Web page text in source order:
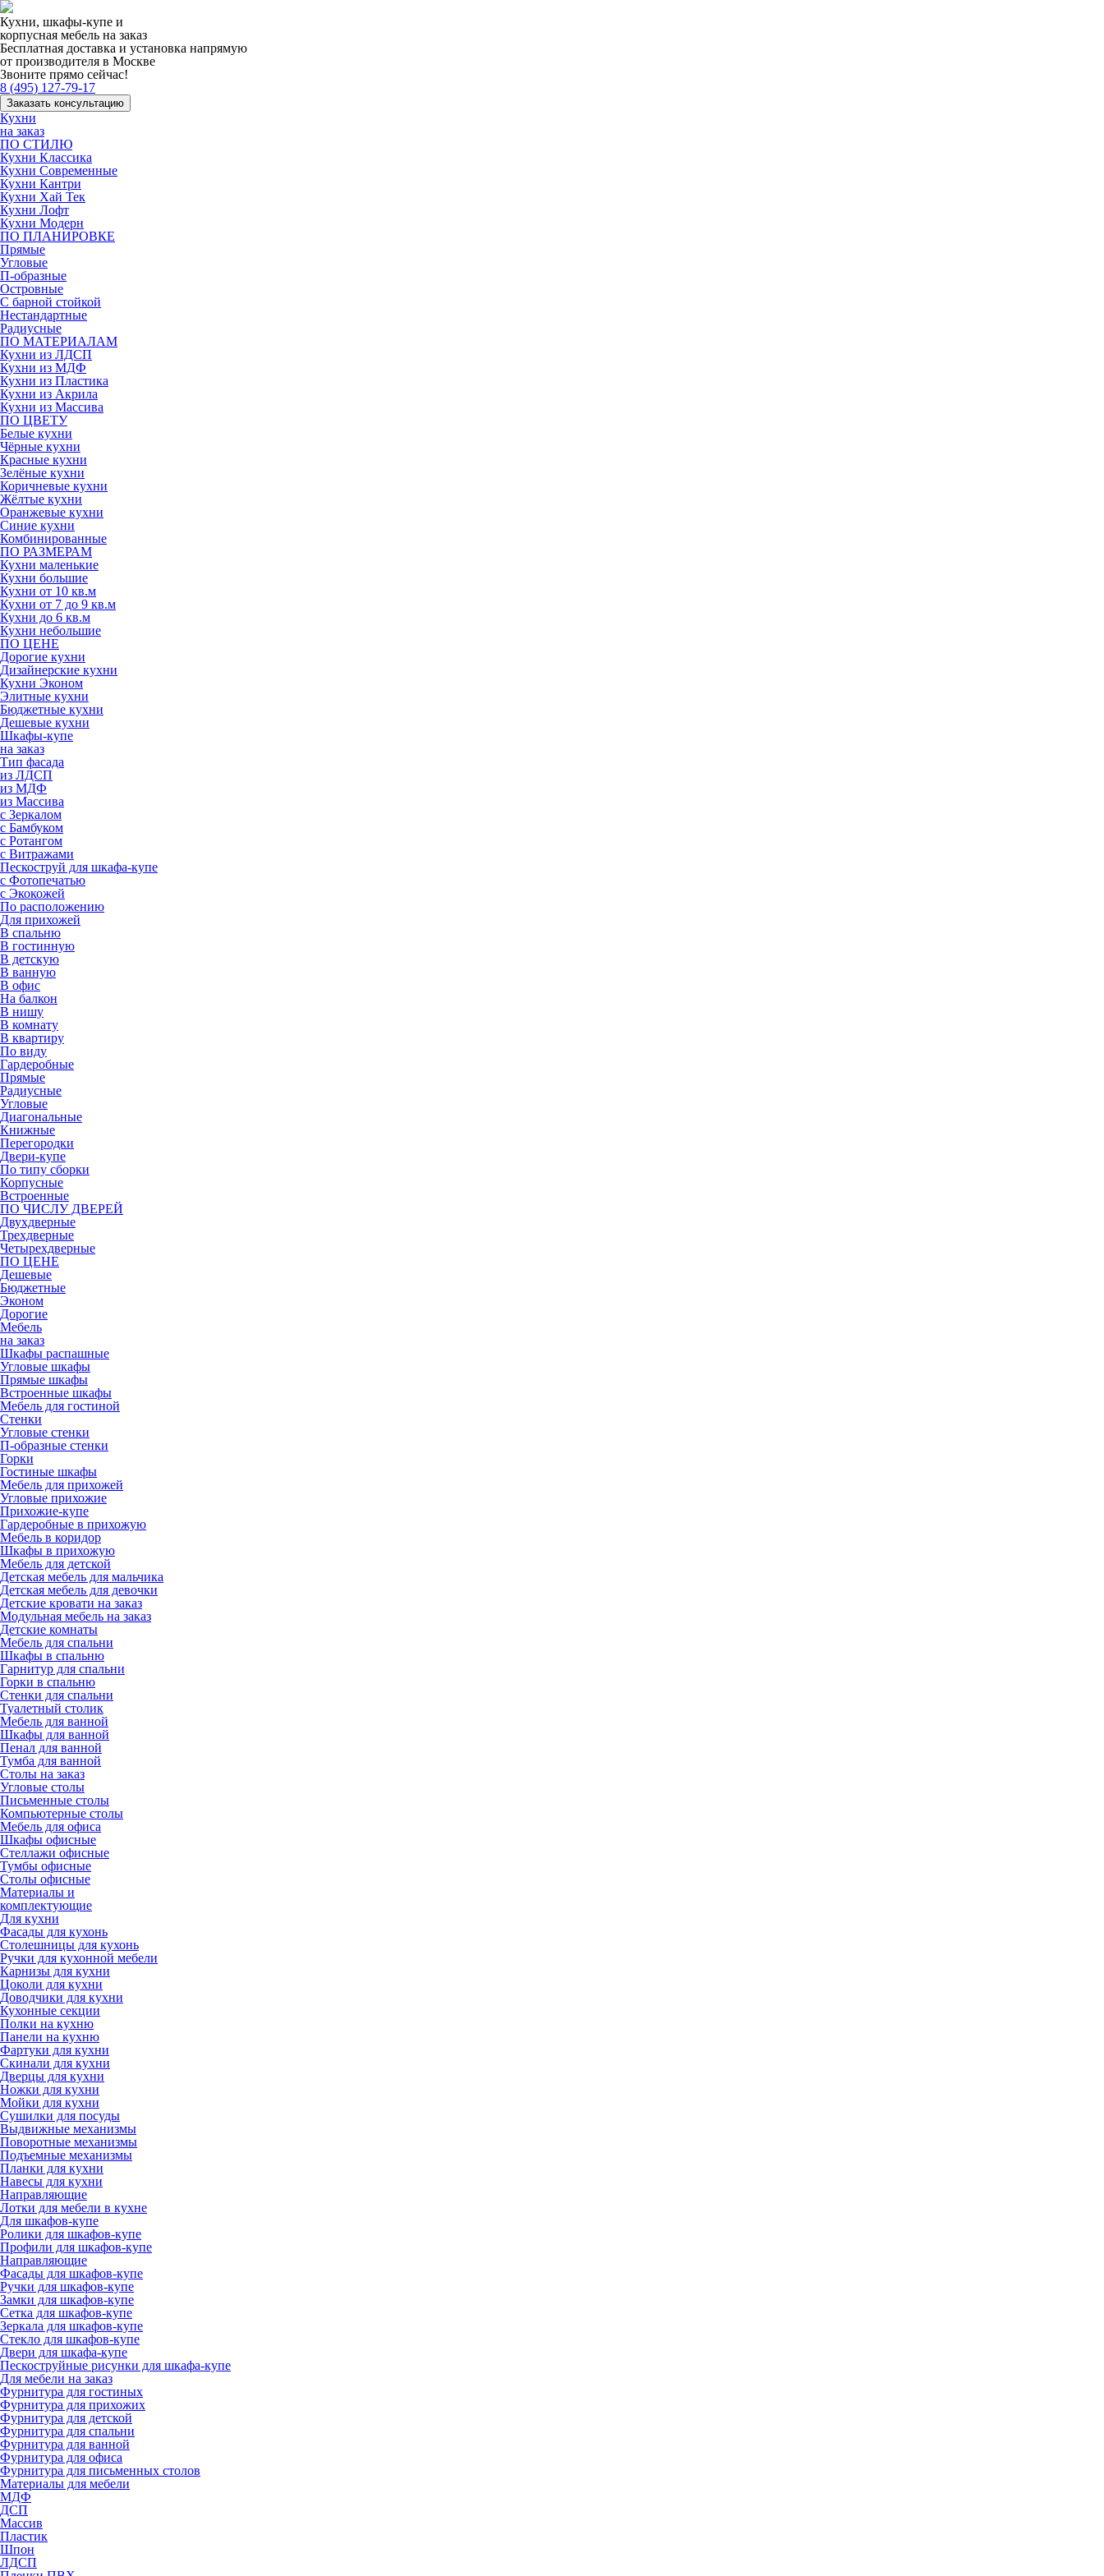
Кухни, шкафы-купе и
корпусная мебель на заказ
Бесплатная доставка и установка напрямую
от производителя в Москве
Звоните прямо сейчас!
8 (495) 127-79-17
Заказать консультацию
Кухни
на заказ
ПО СТИЛЮ
Кухни Классика
Кухни Современные
Кухни Кантри
Кухни Хай Тек
Кухни Лофт
Кухни Модерн
ПО ПЛАНИРОВКЕ
Прямые
Угловые
П-образные
Островные
С барной стойкой
Нестандартные
Радиусные
ПО МАТЕРИАЛАМ
Кухни из ЛДСП
Кухни из МДФ
Кухни из Пластика
Кухни из Акрила
Кухни из Массива
ПО ЦВЕТУ
Белые кухни
Чёрные кухни
Красные кухни
Зелёные кухни
Коричневые кухни
Жёлтые кухни
Оранжевые кухни
Синие кухни
Комбинированные
ПО РАЗМЕРАМ
Кухни маленькие
Кухни большие
Кухни от 10 кв.м
Кухни от 7 до 9 кв.м
Кухни до 6 кв.м
Кухни небольшие
ПО ЦЕНЕ
Дорогие кухни
Дизайнерские кухни
Кухни Эконом
Элитные кухни
Бюджетные кухни
Дешевые кухни
Шкафы-купе
на заказ
Тип фасада
из ЛДСП
из МДФ
из Массива
с Зеркалом
с Бамбуком
с Ротангом
с Витражами
Пескоструй для шкафа-купе
с Фотопечатью
с Экокожей
По расположению
Для прихожей
В спальню
В гостинную
В детскую
В ванную
В офис
На балкон
В нишу
В комнату
В квартиру
По виду
Гардеробные
Прямые
Радиусные
Угловые
Диагональные
Книжные
Перегородки
Двери-купе
По типу сборки
Корпусные
Встроенные
ПО ЧИСЛУ ДВЕРЕЙ
Двухдверные
Трехдверные
Четырехдверные
ПО ЦЕНЕ
Дешевые
Бюджетные
Эконом
Дорогие
Мебель
на заказ
Шкафы распашные
Угловые шкафы
Прямые шкафы
Встроенные шкафы
Мебель для гостиной
Стенки
Угловые стенки
П-образные стенки
Горки
Гостиные шкафы
Мебель для прихожей
Угловые прихожие
Прихожие-купе
Гардеробные в прихожую
Мебель в коридор
Шкафы в прихожую
Мебель для детской
Детская мебель для мальчика
Детская мебель для девочки
Детские кровати на заказ
Модульная мебель на заказ
Детские комнаты
Мебель для спальни
Шкафы в спальню
Гарнитур для спальни
Горки в спальню
Стенки для спальни
Туалетный столик
Мебель для ванной
Шкафы для ванной
Пенал для ванной
Тумба для ванной
Столы на заказ
Угловые столы
Письменные столы
Компьютерные столы
Мебель для офиса
Шкафы офисные
Стеллажи офисные
Тумбы офисные
Столы офисные
Материалы и
комплектующие
Для кухни
Фасады для кухонь
Столешницы для кухонь
Ручки для кухонной мебели
Карнизы для кухни
Цоколи для кухни
Доводчики для кухни
Кухонные секции
Полки на кухню
Панели на кухню
Фартуки для кухни
Скинали для кухни
Дверцы для кухни
Ножки для кухни
Мойки для кухни
Сушилки для посуды
Выдвижные механизмы
Поворотные механизмы
Подъемные механизмы
Планки для кухни
Навесы для кухни
Направляющие
Лотки для мебели в кухне
Для шкафов-купе
Ролики для шкафов-купе
Профили для шкафов-купе
Направляющие
Фасады для шкафов-купе
Ручки для шкафов-купе
Замки для шкафов-купе
Сетка для шкафов-купе
Зеркала для шкафов-купе
Стекло для шкафов-купе
Двери для шкафа-купе
Пескоструйные рисунки для шкафа-купе
Для мебели на заказ
Фурнитура для гостиных
Фурнитура для прихожих
Фурнитура для детской
Фурнитура для спальни
Фурнитура для ванной
Фурнитура для офиса
Фурнитура для письменных столов
Материалы для мебели
МДФ
ДСП
Массив
Пластик
Шпон
ЛДСП